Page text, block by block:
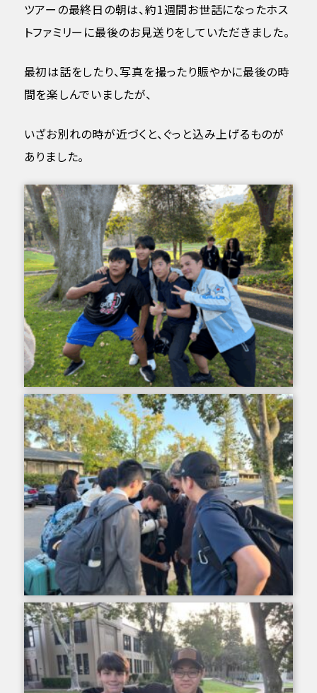
ツアーの最終日の朝は、約1週間お世話になったホス
トファミリーに最後のお見送りをしていただきました。
最初は話をしたり、写真を撮ったり賑やかに最後の時
間を楽しんでいましたが、
いざお別れの時が近づくと、ぐっと込み上げるものが
ありました。